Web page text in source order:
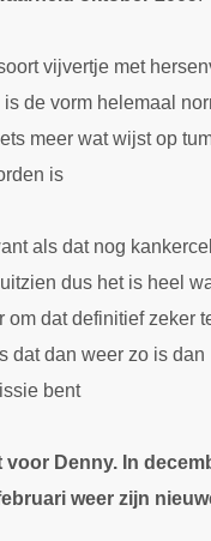
vijvertje met
de vorm helemaal
meer wat wijst op
is
als dat nog
dus het is heel
om dat definitief zeker
dat dan weer zo is
bent
voor Denny. In
weer zijn